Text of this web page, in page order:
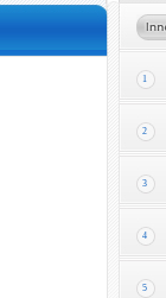
1
2
3
4
5